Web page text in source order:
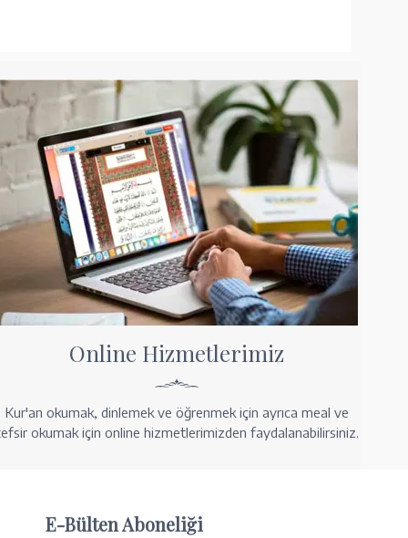
Online Hizmetlerimiz
Kur'an okumak, dinlemek ve öğrenmek için ayrıca meal ve
okumak için online hizmetlerimizden faydalanabilirsiniz.
E-Bülten Aboneliği